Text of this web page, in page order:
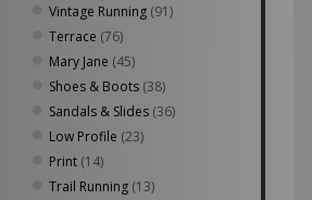
Vintage Running (91)
Terrace (76)
Mary Jane (45)
Shoes & Boots (38)
Sandals & Slides (36)
Low Profile (23)
Print (14)
Trail Running (13)